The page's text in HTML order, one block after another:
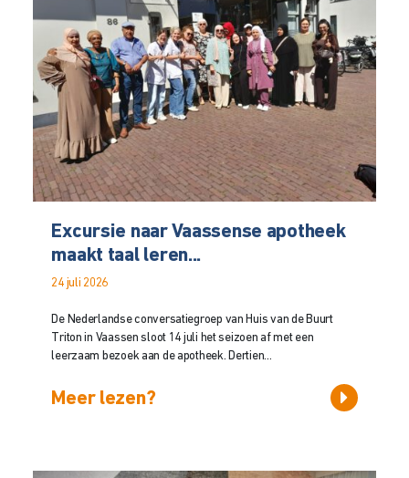
Excursie naar Vaassense apotheek
maakt taal leren...
24 juli 2026
De Nederlandse conversatiegroep van Huis van de Buurt
Triton in Vaassen sloot 14 juli het seizoen af met een
leerzaam bezoek aan de apotheek. Dertien...
Meer lezen?